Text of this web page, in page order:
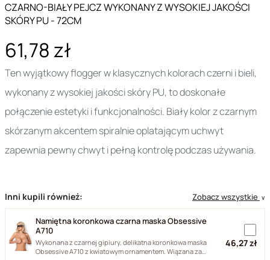
CZARNO-BIAŁY PEJCZ WYKONANY Z WYSOKIEJ JAKOŚCI
SKÓRY PU - 72CM
61,78 zł
Ten wyjątkowy flogger w klasycznych kolorach czerni i bieli,
wykonany z wysokiej jakości skóry PU, to doskonałe
połączenie estetyki i funkcjonalności. Biały kolor z czarnym
skórzanym akcentem spiralnie oplatającym uchwyt
zapewnia pewny chwyt i pełną kontrolę podczas używania.
Inni kupili również: Zobacz wszystkie ∨
Namiętna koronkowa czarna maska Obsessive
A710
Wykonana z czarnej gipiury, delikatna koronkowa maska
Obsessive A710 z kwiatowym ornamentem. Wiązana za
46,27 zł